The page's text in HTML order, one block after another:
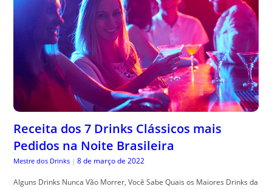
Receita dos 7 Drinks Clássicos mais
Pedidos na Noite Brasileira
Mestre dos Drinks | 8 de março de 2022
Alguns Drinks Nunca Vão Morrer, Você Sabe Quais os Maiores Drinks da